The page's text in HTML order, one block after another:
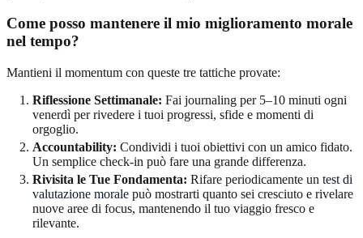
Come posso mantenere il mio miglioramento morale
nel tempo?
Mantieni il momentum con queste tre tattiche provate:
Riflessione Settimanale: Fai journaling per 5–10 minuti ogni
venerdì per rivedere i tuoi progressi, sfide e momenti di
orgoglio.
Accountability: Condividi i tuoi obiettivi con un amico fidato.
Un semplice check-in può fare una grande differenza.
Rivisita le Tue Fondamenta: Rifare periodicamente un test di
valutazione morale può mostrarti quanto sei cresciuto e rivelare
nuove aree di focus, mantenendo il tuo viaggio fresco e
rilevante.